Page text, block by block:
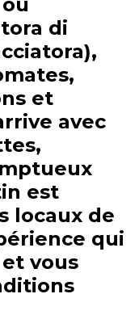
di
et
avec
est
locaux de
qui
vous